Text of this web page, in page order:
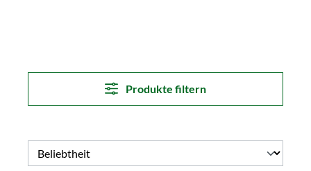
Produkte filtern